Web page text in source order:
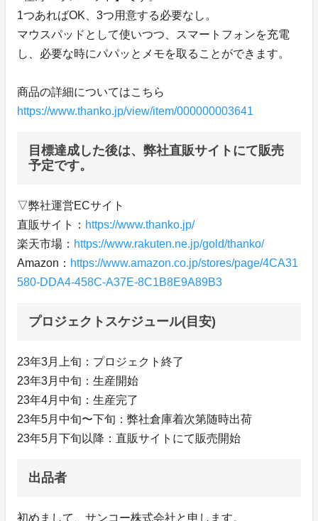
1つあればOK、3つ用意する必要なし。
マウスパッドとして使いつつ、スマートフォンを充電
し、必要な時にパパッとメモを取ることができます。
商品の詳細についてはこちら
https://www.thanko.jp/view/item/000000003641
目標達成した後は、弊社直販サイトにて販売
予定です。
▽弊社運営ECサイト
直販サイト： https://www.thanko.jp/
楽天市場： https://www.rakuten.ne.jp/gold/thanko/
Amazon： https://www.amazon.co.jp/stores/page/4CA31
580-DDA4-458C-A37E-8C1B8E9A89B3
プロジェクトスケジュール(目安)
23年3月上旬：プロジェクト終了
23年3月中旬：生産開始
23年4月中旬：生産完了
23年5月中旬〜下旬：弊社倉庫着次第随時出荷
23年5月下旬以降：直販サイトにて販売開始
出品者
初めまして、サンコー株式会社と申します。